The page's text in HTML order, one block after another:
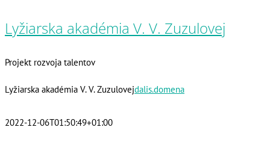
Lyžiarska akadémia V. V. Zuzulovej
Projekt rozvoja talentov
Lyžiarska akadémia V. V. Zuzulovejdalis.domena
2022-12-06T01:50:49+01:00